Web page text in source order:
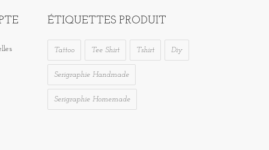
ÉTIQUETTES PRODUIT
Tattoo Tee Shirt Tshirt Diy
Serigraphie Handmade
Serigraphie Homemade